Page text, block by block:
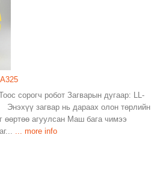
сорогч робот Загварын дугаар: LL-
загвар нь дараах олон төрлийн
өөртөө агуулсан Маш бага чимээ
... more info